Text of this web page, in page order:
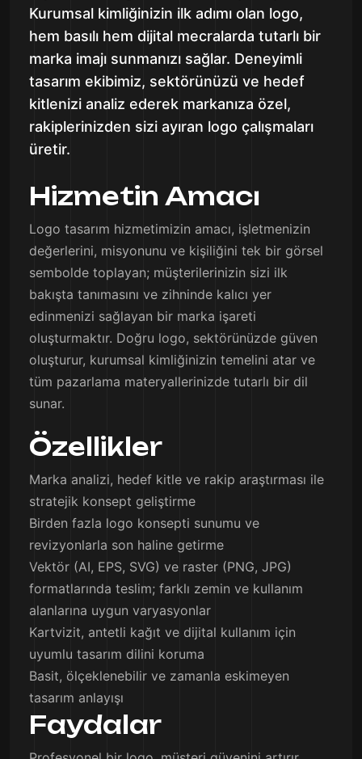
Kurumsal kimliğinizin ilk adımı olan logo,
hem basılı hem dijital mecralarda tutarlı bir
marka imajı sunmanızı sağlar. Deneyimli
tasarım ekibimiz, sektörünüzü ve hedef
kitlenizi analiz ederek markanıza özel,
rakiplerinizden sizi ayıran logo çalışmaları
üretir.
Hizmetin Amacı
Logo tasarım hizmetimizin amacı, işletmenizin
değerlerini, misyonunu ve kişiliğini tek bir görsel
sembolde toplayan; müşterilerinizin sizi ilk
bakışta tanımasını ve zihninde kalıcı yer
edinmenizi sağlayan bir marka işareti
oluşturmaktır. Doğru logo, sektörünüzde güven
oluşturur, kurumsal kimliğinizin temelini atar ve
tüm pazarlama materyallerinizde tutarlı bir dil
sunar.
Özellikler
Marka analizi, hedef kitle ve rakip araştırması ile
stratejik konsept geliştirme
Birden fazla logo konsepti sunumu ve
revizyonlarla son haline getirme
Vektör (AI, EPS, SVG) ve raster (PNG, JPG)
formatlarında teslim; farklı zemin ve kullanım
alanlarına uygun varyasyonlar
Kartvizit, antetli kağıt ve dijital kullanım için
uyumlu tasarım dilini koruma
Basit, ölçeklenebilir ve zamanla eskimeyen
tasarım anlayışı
Faydalar